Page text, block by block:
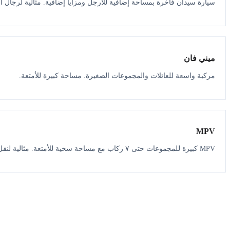
سيارة سيدان فاخرة بمساحة إضافية للأرجل ومزايا إضافية. مثالية لرجال
ميني فان
مركبة واسعة للعائلات والمجموعات الصغيرة. مساحة كبيرة للأمتعة.
MPV
MPV كبيرة للمجموعات حتى ٧ ركاب مع مساحة سخية للأمتعة. مثالية لنقل المطار.